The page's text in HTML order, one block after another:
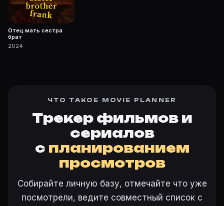
Отец мать сестра
брат
2024
ЧТО ТАКОЕ MOVIE PLANNER
Трекер фильмов и
сериалов
с планированием
просмотров
Собирайте личную базу, отмечайте что уже
посмотрели, ведите совместный список с